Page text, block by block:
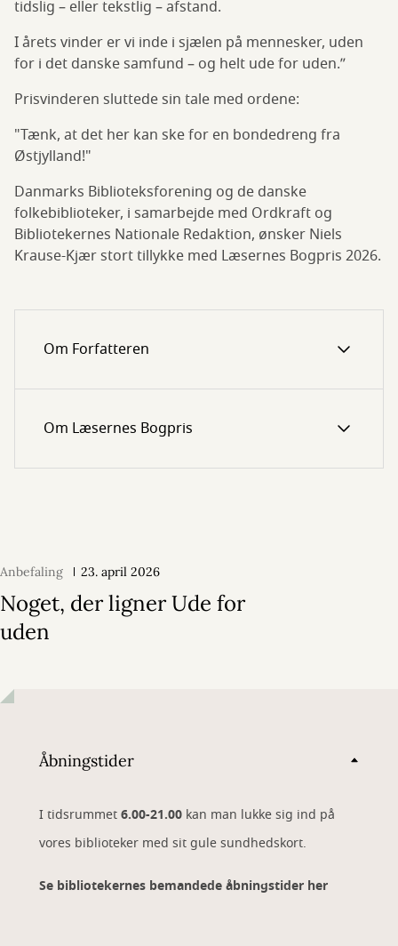
tidslig – eller tekstlig – afstand.
I årets vinder er vi inde i sjælen på mennesker, uden
for i det danske samfund – og helt ude for uden.”
Prisvinderen sluttede sin tale med ordene:
"Tænk, at det her kan ske for en bondedreng fra
Østjylland!"
Danmarks Biblioteksforening og de danske
folkebiblioteker, i samarbejde med Ordkraft og
Bibliotekernes Nationale Redaktion, ønsker Niels
Krause-Kjær stort tillykke med Læsernes Bogpris 2026.
Om Forfatteren
Om Læsernes Bogpris
Anbefaling 23. april 2026
Noget, der ligner Ude for
uden
Åbningstider
I tidsrummet6.00-21.00 kan man lukke sig ind på
vores biblioteker med sit gule sundhedskort.
Se bibliotekernes bemandede åbningstider her